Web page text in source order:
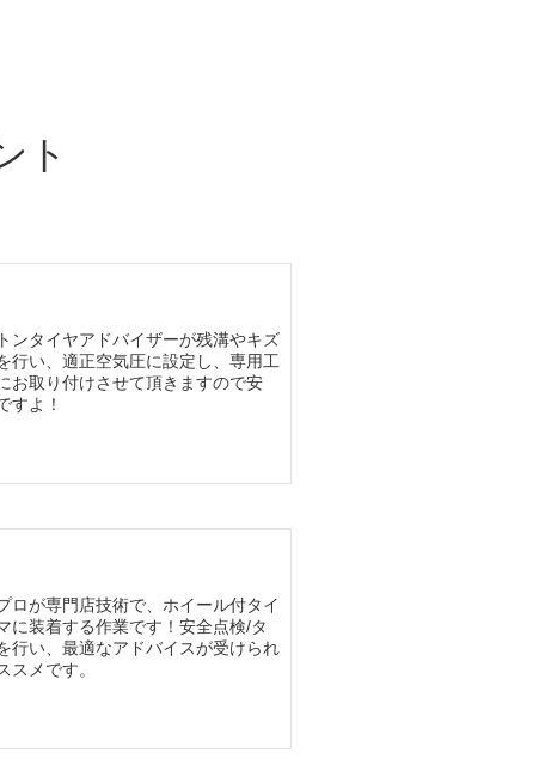
ト
ンタイヤアドバイザーが残溝やキズ
行い、適正空気圧に設定し、専用工
お取り付けさせて頂きますので安
すよ！
ロが専門店技術で、ホイール付タイ
に装着する作業です！安全点検/タ
行い、最適なアドバイスが受けられ
スメです。